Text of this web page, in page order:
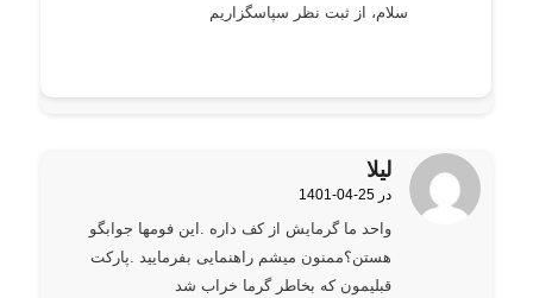
سلام، از ثبت نظر سپاسگزاریم
لیلا
گفته:1401-04-25 در
واحد ما گرمایش از کف داره .این فومها جوابگو
هستن؟ممنون میشم راهنمایی بفرمایید .پارکت
قبلیمون که بخاطر گرما خراب شد